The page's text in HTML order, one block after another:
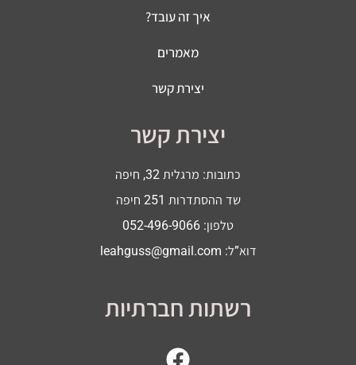
איך זה עובד?
מאמרים
יצירת קשר
יצירת קשר
כתובות: מרגלית 32, חיפה
שד ההסתדרות 251 חיפה
טלפון: 052-496-9066
דוא”ל: leahguss@gmail.com
רשתות חברתיות